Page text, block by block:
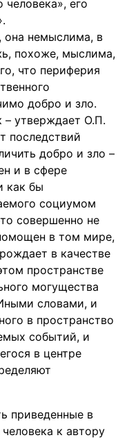
человека», его
она немыслима, в
похоже, мыслима,
что периферия
добро и зло.
– утверждает О.П.
последствий
добро и зло –
и в сфере
как бы
социумом
совершенно не
в том мире,
в качестве
пространстве
могущества
словами, и
в пространство
событий, и
в центре
приведенные в
к автору